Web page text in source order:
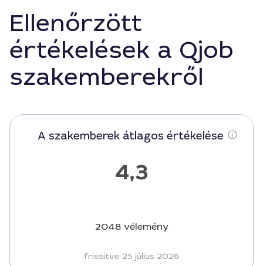
Ellenőrzött
értékelések a Qjob
szakemberekről
A szakemberek átlagos értékelése
4,3
2048 vélemény
frissítve 25 július 2026